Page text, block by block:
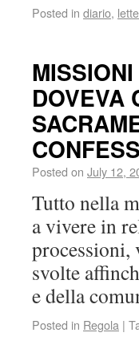
Posted in diario,
DOVEVA
Posted on July 12,
Tutto nella
a vivere in
processioni,
svolte
e della
Posted in Regola |